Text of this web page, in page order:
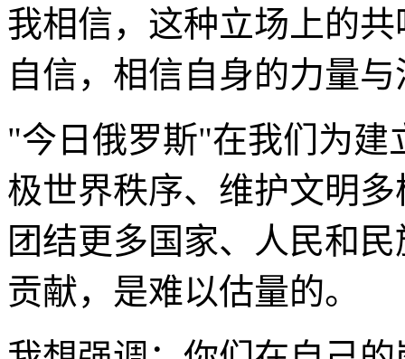
我相信，这种立场上的
自信，相信自身的力量
"今日俄罗斯"在我们为建
极世界秩序、维护文明
团结更多国家、人民和
贡献，是难以估量的。